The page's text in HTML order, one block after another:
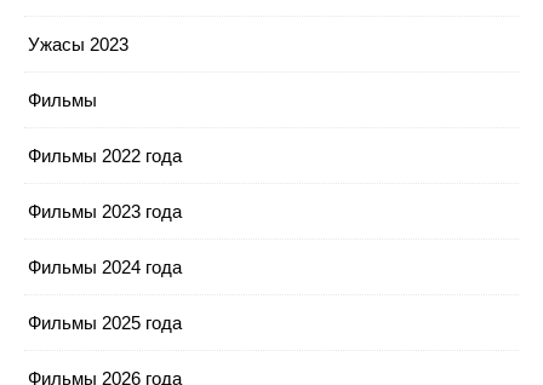
Ужасы 2023
Фильмы
Фильмы 2022 года
Фильмы 2023 года
Фильмы 2024 года
Фильмы 2025 года
Фильмы 2026 года